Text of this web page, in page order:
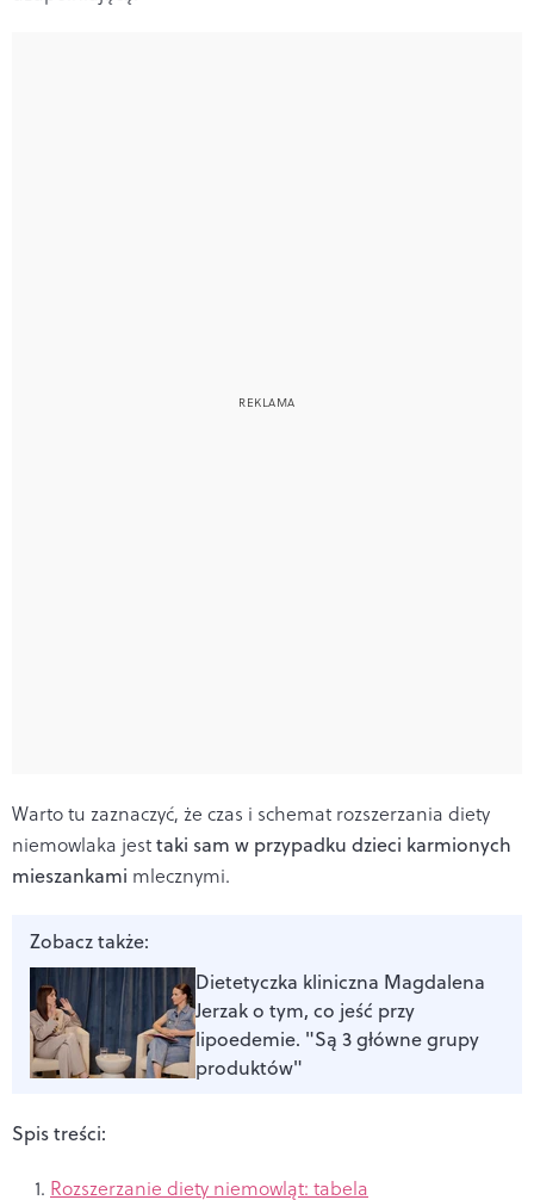
Warto tu zaznaczyć, że czas i schemat rozszerzania diety
niemowlaka jesttaki sam w przypadku dzieci karmionych
mieszankami mlecznymi.
Zobacz także:
Dietetyczka kliniczna Magdalena
Jerzak o tym, co jeść przy
lipoedemie. "Są 3 główne grupy
produktów"
Spis treści:
Rozszerzanie diety niemowląt: tabela